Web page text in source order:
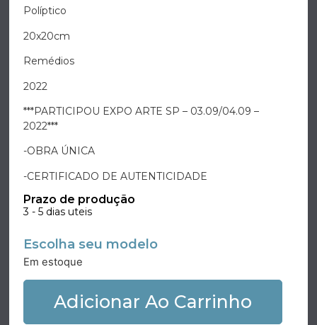
Políptico
20x20cm
Remédios
2022
***PARTICIPOU EXPO ARTE SP – 03.09/04.09 –
2022***
-OBRA ÚNICA
-CERTIFICADO DE AUTENTICIDADE
Prazo de produção
3 - 5 dias uteis
Escolha seu modelo
Em estoque
Adicionar Ao Carrinho